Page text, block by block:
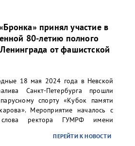
принял участие в
80-летию полного
от фашистской
18 мая 2024 года в Невской
Санкт-Петербурга прошли
спорту «Кубок памяти
Мероприятие началось с
слова ректора ГУМРФ имени
открытие сопровождалось
ПЕРЕЙТИ К НОВОСТИ